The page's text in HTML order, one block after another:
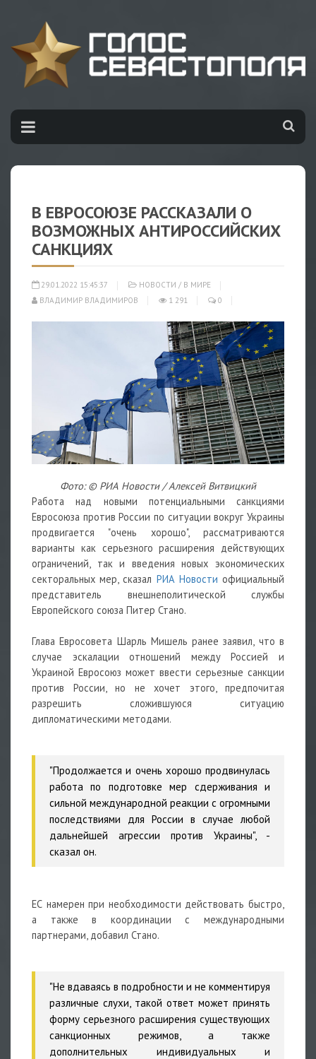
В ЕВРОСОЮЗЕ РАССКАЗАЛИ О
ВОЗМОЖНЫХ АНТИРОССИЙСКИХ
САНКЦИЯХ
29.01.2022 15:45:37 НОВОСТИ / В МИРЕ
ВЛАДИМИР ВЛАДИМИРОВ
1 291 0
Фото: © РИА Новости / Алексей Витвицкий
Работа над новыми потенциальными санкциями
Евросоюза против России по ситуации вокруг Украины
продвигается "очень хорошо", рассматриваются
варианты как серьезного расширения действующих
ограничений, так и введения новых экономических
секторальных мер, сказал РИА Новости официальный
представитель внешнеполитической службы
Европейского союза Питер Стано.
Глава Евросовета Шарль Мишель ранее заявил, что в
случае эскалации отношений между Россией и
Украиной Евросоюз может ввести серьезные санкции
против России, но не хочет этого, предпочитая
разрешить сложившуюся ситуацию
дипломатическими методами.
"Продолжается и очень хорошо продвинулась
работа по подготовке мер сдерживания и
сильной международной реакции с огромными
последствиями для России в случае любой
дальнейшей агрессии против Украины", -
сказал он.
ЕС намерен при необходимости действовать быстро,
а также в координации с международными
партнерами, добавил Стано.
"Не вдаваясь в подробности и не комментируя
различные слухи, такой ответ может принять
форму серьезного расширения существующих
санкционных режимов, а также
дополнительных индивидуальных и